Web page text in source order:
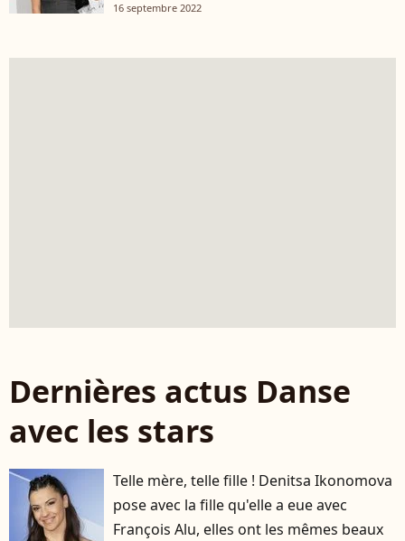
16 septembre 2022
Dernières actus Danse
avec les stars
Telle mère, telle fille ! Denitsa Ikonomova
pose avec la fille qu'elle a eue avec
François Alu, elles ont les mêmes beaux